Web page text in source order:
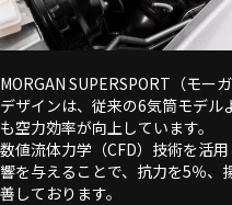
MORGAN SUPERSPORT（モー
デザインは、従来の6気筒モデル
も空力効率が向上しています。
数値流体力学（CFD）技術を活
響を与えることで、抗力を5％、
善しております。